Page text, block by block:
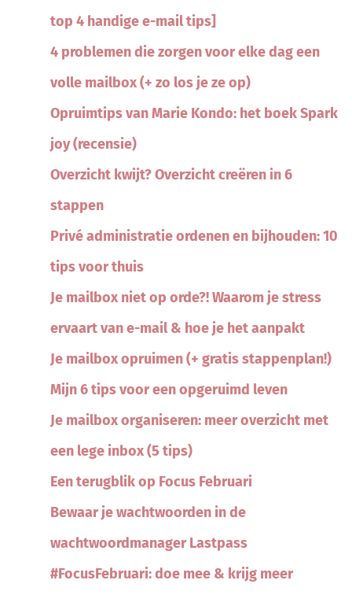
top 4 handige e-mail tips]
4 problemen die zorgen voor elke dag een
volle mailbox (+ zo los je ze op)
Opruimtips van Marie Kondo: het boek Spark
joy (recensie)
Overzicht kwijt? Overzicht creëren in 6
stappen
Privé administratie ordenen en bijhouden: 10
tips voor thuis
Je mailbox niet op orde?! Waarom je stress
ervaart van e-mail & hoe je het aanpakt
Je mailbox opruimen (+ gratis stappenplan!)
Mijn 6 tips voor een opgeruimd leven
Je mailbox organiseren: meer overzicht met
een lege inbox (5 tips)
Een terugblik op Focus Februari
Bewaar je wachtwoorden in de
wachtwoordmanager Lastpass
#FocusFebruari: doe mee & krijg meer